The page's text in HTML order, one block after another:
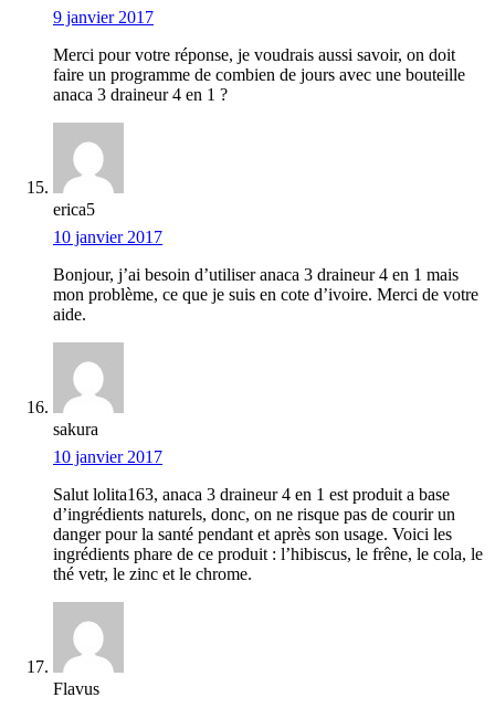
9 janvier 2017
Merci pour votre réponse, je voudrais aussi savoir, on doit
faire un programme de combien de jours avec une bouteille
anaca 3 draineur 4 en 1 ?
erica5
10 janvier 2017
Bonjour, j’ai besoin d’utiliser anaca 3 draineur 4 en 1 mais
mon problème, ce que je suis en cote d’ivoire. Merci de votre
aide.
sakura
10 janvier 2017
Salut lolita163, anaca 3 draineur 4 en 1 est produit a base
d’ingrédients naturels, donc, on ne risque pas de courir un
danger pour la santé pendant et après son usage. Voici les
ingrédients phare de ce produit : l’hibiscus, le frêne, le cola, le
thé vetr, le zinc et le chrome.
Flavus